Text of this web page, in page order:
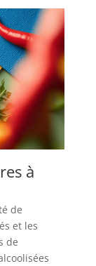
à
de
et les
de